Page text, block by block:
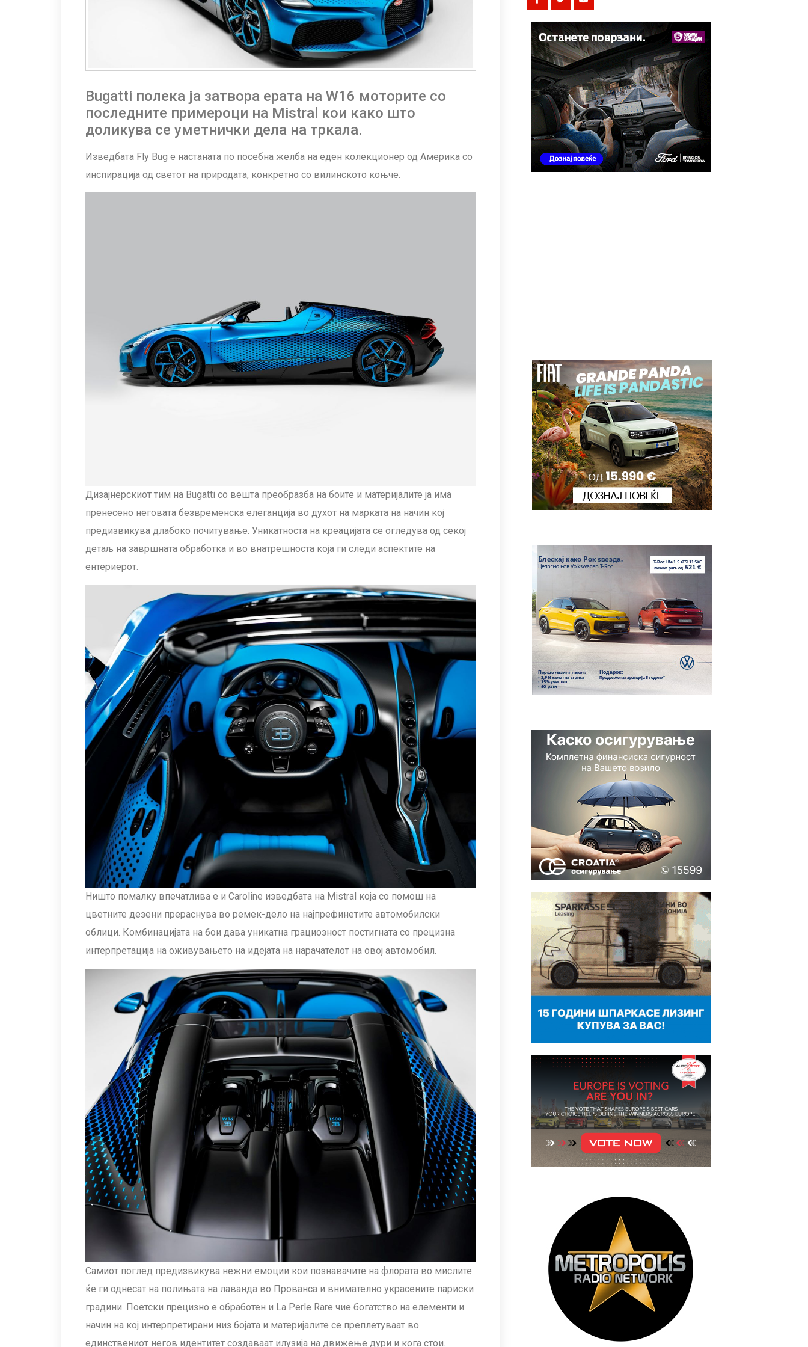
Bugatti полека ја затвора ерата на W16 моторите со
последните примероци на Mistral кои како што
доликува се уметнички дела на тркала.
Изведбата Fly Bug е настаната по посебна желба на еден колекционер од Америка со
инспирација од светот на природата, конкретно со вилинското коњче.
Дизајнерскиот тим на Bugatti со вешта преобразба на боите и материјалите ја има
пренесено неговата безвременска елеганција во духот на марката на начин кој
предизвикува длабоко почитување. Уникатноста на креацијата се огледува од секој
детаљ на завршната обработка и во внатрешноста која ги следи аспектите на
ентериерот.
Ништо помалку впечатлива е и Caroline изведбата на Mistral која со помош на
цветните дезени прераснува во ремек-дело на најпрефинетите автомобилски
облици. Комбинацијата на бои дава уникатна грациозност постигната со прецизна
интерпретација на оживувањето на идејата на нарачателот на овој автомобил.
Самиот поглед предизвикува нежни емоции кои познавачите на флората во мислите
ќе ги однесат на полињата на лаванда во Прованса и внимателно украсените париски
градини. Поетски прецизно е обработен и La Perle Rare чие богатство на елементи и
начин на кој интерпретирани низ бојата и материјалите се преплетуваат во
единствениот негов идентитет создаваат илузија на движење дури и кога стои.